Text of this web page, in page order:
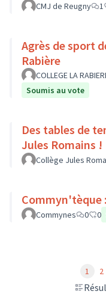
CMJ de Reugny 1
Agrès de sport
Rabière
COLLEGE LA
Soumis au vote
Des tables de
Jules Romains !
Collège Jules
Commynes 0 0
1 2